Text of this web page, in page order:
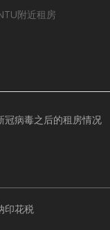
附近租房
冠病毒之后的租房情况
印花税